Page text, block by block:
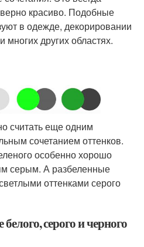
красиво. Подобные
в одежде, декорировании
многих других областях.
считать еще одним
сочетанием оттенков.
особенно хорошо
серым. А разбеленные
оттенками серого
серого и черного